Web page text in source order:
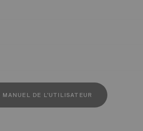
DE L'UTILISATEUR